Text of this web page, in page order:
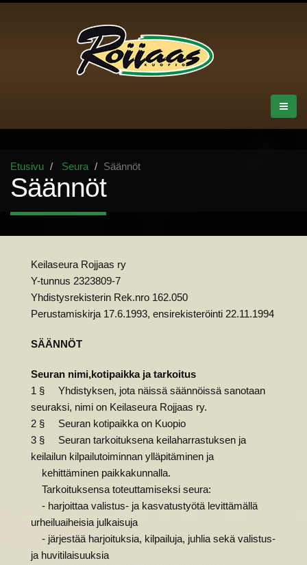
Etusivu Seura Säännöt
Säännöt
Keilaseura Rojjaas ry
Y-tunnus 2323809-7
Yhdistysrekisterin Rek.nro 162.050
Perustamiskirja 17.6.1993, ensirekisteröinti 22.11.1994
SÄÄNNÖT
Seuran nimi,kotipaikka ja tarkoitus
1 § Yhdistyksen, jota näissä säännöissä sanotaan
seuraksi, nimi on Keilaseura Rojjaas ry.
2 § Seuran kotipaikka on Kuopio
3 § Seuran tarkoituksena keilaharrastuksen ja
keilailun kilpailutoiminnan ylläpitäminen ja
kehittäminen paikkakunnalla.
Tarkoituksensa toteuttamiseksi seura:
- harjoittaa valistus- ja kasvatustyötä levittämällä
urheiluaiheisia julkaisuja
- järjestää harjoituksia, kilpailuja, juhlia sekä valistus-
ja huvitilaisuuksia